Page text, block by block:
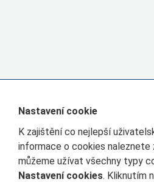
Nastavení cookie
K zajištění co nejlepší
informace o cookies naleznete
můžeme užívat všechny typy
Nastavení cookies. Kliknutím